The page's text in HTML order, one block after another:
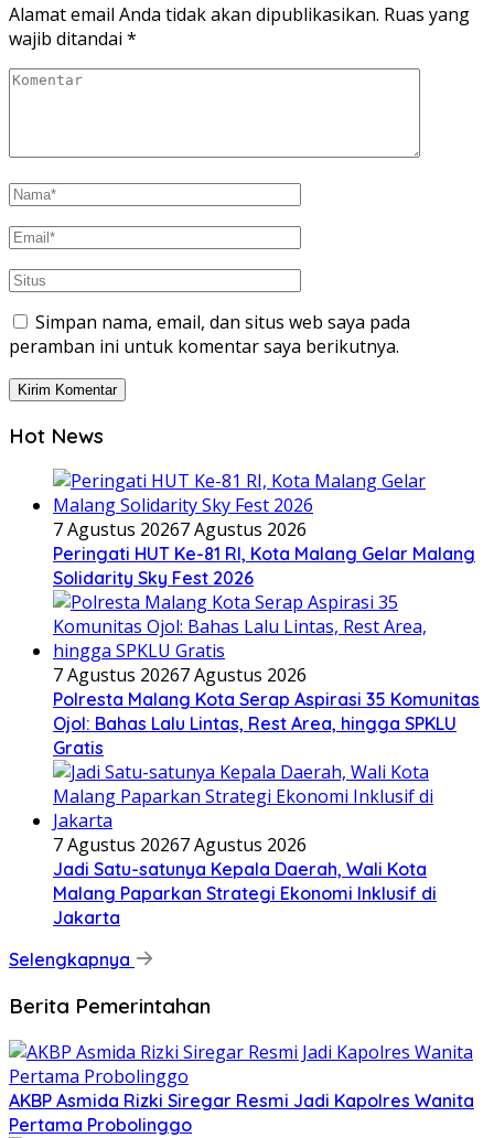
Alamat email Anda tidak akan dipublikasikan. Ruas yang
wajib ditandai *
Simpan nama, email, dan situs web saya pada
peramban ini untuk komentar saya berikutnya.
Hot News
7 Agustus 20267 Agustus 2026
Peringati HUT Ke-81 RI, Kota Malang Gelar Malang
Solidarity Sky Fest 2026
7 Agustus 20267 Agustus 2026
Polresta Malang Kota Serap Aspirasi 35 Komunitas
Ojol: Bahas Lalu Lintas, Rest Area, hingga SPKLU
Gratis
7 Agustus 20267 Agustus 2026
Jadi Satu-satunya Kepala Daerah, Wali Kota
Malang Paparkan Strategi Ekonomi Inklusif di
Jakarta
Selengkapnya
Berita Pemerintahan
AKBP Asmida Rizki Siregar Resmi Jadi Kapolres Wanita
Pertama Probolinggo